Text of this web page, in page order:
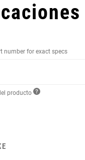
number for exact specs
producto